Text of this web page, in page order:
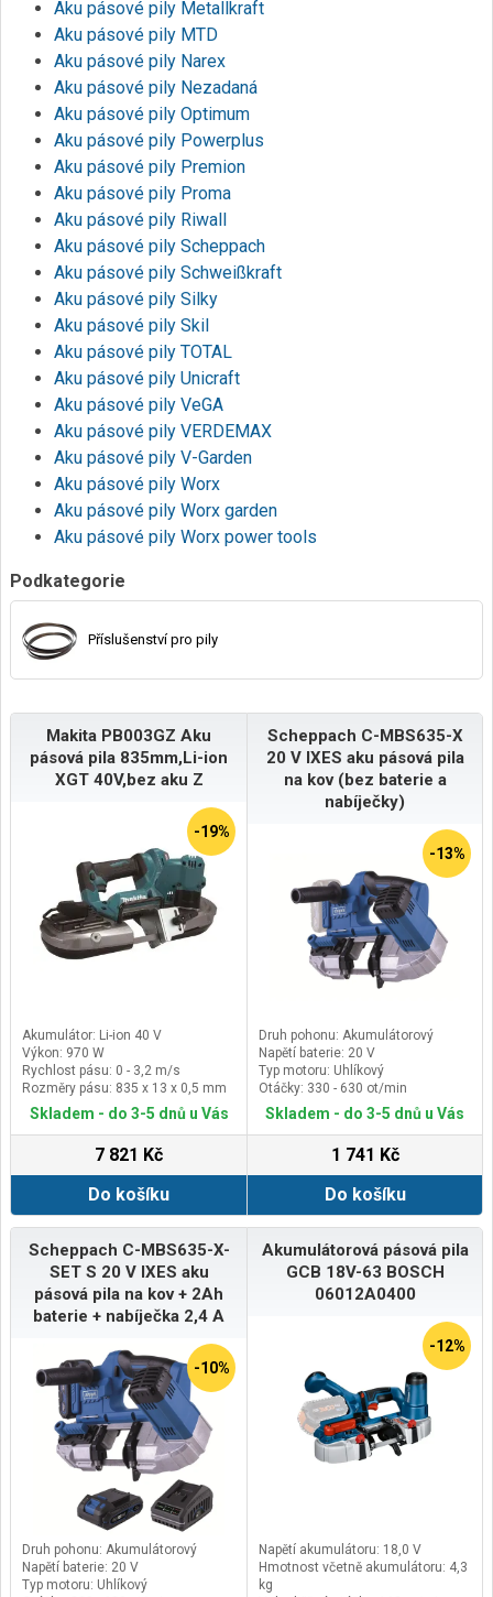
Aku pásové pily Metallkraft
Aku pásové pily MTD
Aku pásové pily Narex
Aku pásové pily Nezadaná
Aku pásové pily Optimum
Aku pásové pily Powerplus
Aku pásové pily Premion
Aku pásové pily Proma
Aku pásové pily Riwall
Aku pásové pily Scheppach
Aku pásové pily Schweißkraft
Aku pásové pily Silky
Aku pásové pily Skil
Aku pásové pily TOTAL
Aku pásové pily Unicraft
Aku pásové pily VeGA
Aku pásové pily VERDEMAX
Aku pásové pily V-Garden
Aku pásové pily Worx
Aku pásové pily Worx garden
Aku pásové pily Worx power tools
Podkategorie
Příslušenství pro pily
Makita PB003GZ Aku
pásová pila 835mm,Li-ion
XGT 40V,bez aku Z
-19%
Akumulátor: Li-ion 40 V
Výkon: 970 W
Rychlost pásu: 0 - 3,2 m/s
Rozměry pásu: 835 x 13 x 0,5 mm
Skladem - do 3-5 dnů u Vás
7 821 Kč
Do košíku
Scheppach C-MBS635-X
20 V IXES aku pásová pila
na kov (bez baterie a
nabíječky)
-13%
Druh pohonu: Akumulátorový
Napětí baterie: 20 V
Typ motoru: Uhlíkový
Otáčky: 330 - 630 ot/min
Skladem - do 3-5 dnů u Vás
1 741 Kč
Do košíku
Scheppach C-MBS635-X-
SET S 20 V IXES aku
pásová pila na kov + 2Ah
baterie + nabíječka 2,4 A
-10%
Druh pohonu: Akumulátorový
Napětí baterie: 20 V
Typ motoru: Uhlíkový
Akumulátorová pásová pila
GCB 18V-63 BOSCH
06012A0400
-12%
Napětí akumulátoru: 18,0 V
Hmotnost včetně akumulátoru: 4,3
kg